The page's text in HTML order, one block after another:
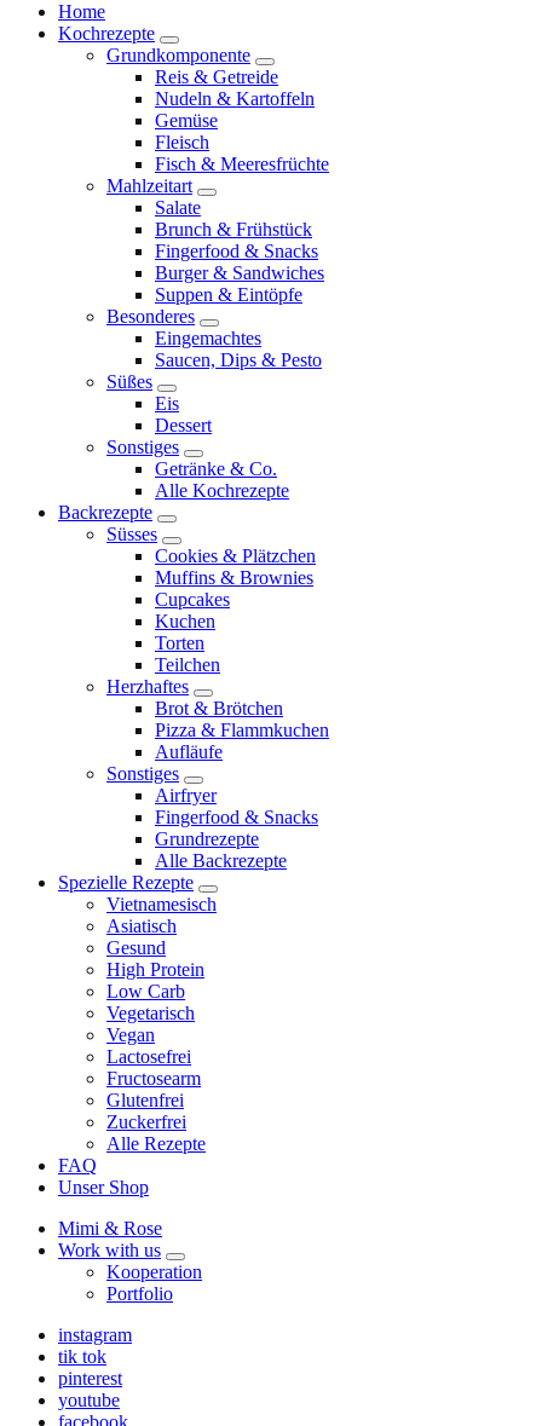
Home
Kochrezepte
expand
child
menu
Grundkomponente
expand
child
menu
Reis & Getreide
Nudeln & Kartoffeln
Gemüse
Fleisch
Fisch & Meeresfrüchte
Mahlzeitart
expand
child
menu
Salate
Brunch & Frühstück
Fingerfood & Snacks
Burger & Sandwiches
Suppen & Eintöpfe
Besonderes
expand
child
menu
Eingemachtes
Saucen, Dips & Pesto
Süßes
expand
child
menu
Eis
Dessert
Sonstiges
expand
child
menu
Getränke & Co.
Alle Kochrezepte
Backrezepte
expand
child
menu
Süsses
expand
child
menu
Cookies & Plätzchen
Muffins & Brownies
Cupcakes
Kuchen
Torten
Teilchen
Herzhaftes
expand
child
menu
Brot & Brötchen
Pizza & Flammkuchen
Aufläufe
Sonstiges
expand
child
menu
Airfryer
Fingerfood & Snacks
Grundrezepte
Alle Backrezepte
Spezielle Rezepte
expand
child
Vietnamesisch
Asiatisch
Gesund
High Protein
Low Carb
Vegetarisch
Vegan
Lactosefrei
Fructosearm
Glutenfrei
Zuckerfrei
Alle Rezepte
FAQ
Unser Shop
Mimi & Rose
Work with us
expand
child
Kooperation
Portfolio
instagram
tik tok
pinterest
youtube